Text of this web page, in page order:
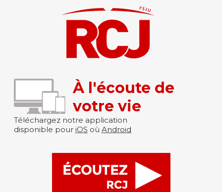
À l'écoute de
votre vie
Téléchargez notre application
disponible pour iOS où Android